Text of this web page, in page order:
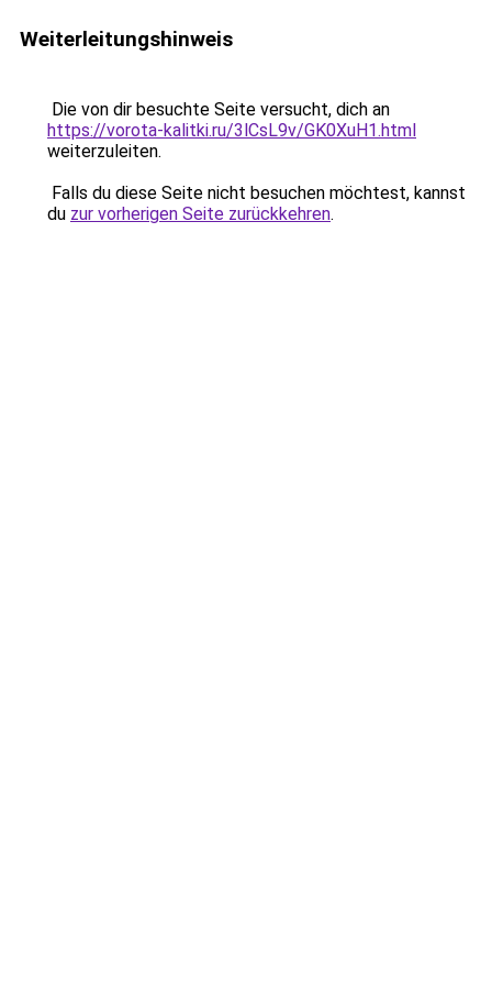
Weiterleitungshinweis
Die von dir besuchte Seite versucht, dich an
https://vorota-kalitki.ru/3lCsL9v/GK0XuH1.html
weiterzuleiten.
Falls du diese Seite nicht besuchen möchtest, kannst
du zur vorherigen Seite zurückkehren.